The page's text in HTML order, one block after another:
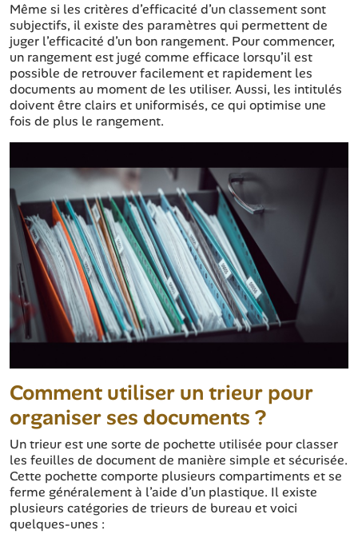
Même si les critères d’efficacité d’un classement sont
subjectifs, il existe des paramètres qui permettent de
juger l’efficacité d’un bon rangement. Pour commencer,
un rangement est jugé comme efficace lorsqu’il est
possible de retrouver facilement et rapidement les
documents au moment de les utiliser. Aussi, les intitulés
doivent être clairs et uniformisés, ce qui optimise une
fois de plus le rangement.
Comment utiliser un trieur pour
organiser ses documents ?
Un trieur est une sorte de pochette utilisée pour classer
les feuilles de document de manière simple et sécurisée.
Cette pochette comporte plusieurs compartiments et se
ferme généralement à l’aide d’un plastique. Il existe
plusieurs catégories de trieurs de bureau et voici
quelques-unes :